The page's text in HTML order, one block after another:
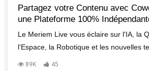
Partagez votre Contenu avec
une Plateforme 100%
Le Meriem Live vous éclaire sur l'IA, la
l'Espace, la Robotique et les nouvelles
89K 45